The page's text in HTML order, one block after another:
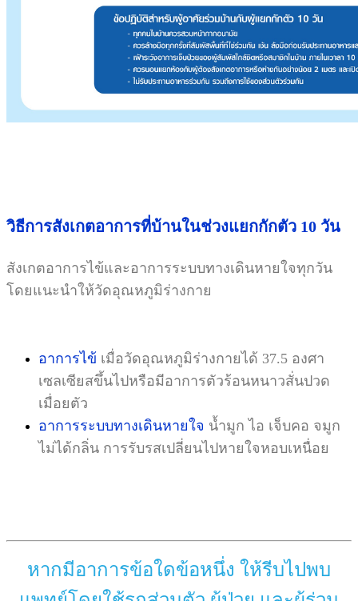
วิธีการสังเกตอาการที่บ้านในช่วงแยกกักตัว 10 วัน
สังเกตอาการไข้และอาการระบบทางเดินหายใจทุกวัน
โดยแนะนำให้วัดอุณหภูมิร่างกาย
อาการไข้ เมื่อวัดอุณหภูมิร่างกายได้ 37.5 องศา
เซลเซียสขึ้นไปหรือมีอาการตัวร้อนหนาวสั่นปวด
เมื่อยตัว
อาการระบบทางเดินหายใจ น้ำมูก ไอ เจ็บคอ จมูก
ไม่ได้กลิ่น การรับรสเปลี่ยนไปหายใจหอบเหนื่อย
หากมีอาการข้อใดข้อหนึ่ง ให้รีบไปพบ